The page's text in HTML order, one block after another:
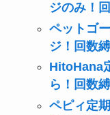
ジのみ！
ペットゴ
ジ！回数
HitoHana
ら！回数
ペピィ定